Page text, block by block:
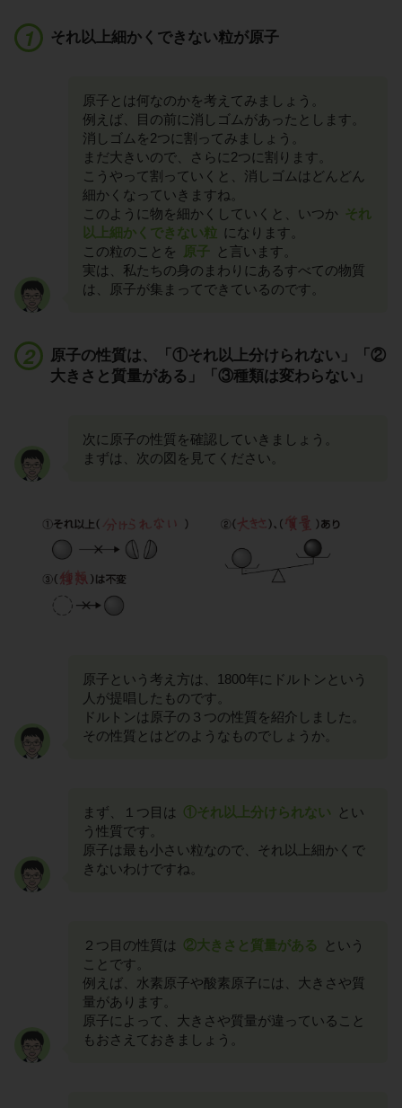
それ以上細かくできない粒が原子
原子とは何なのかを考えてみましょう。
例えば、目の前に消しゴムがあったとします。
消しゴムを2つに割ってみましょう。
まだ大きいので、さらに2つに割ります。
こうやって割っていくと、消しゴムはどんどん
細かくなっていきますね。
このように物を細かくしていくと、いつか それ
以上細かくできない粒 になります。
この粒のことを
原子 と言います。
実は、私たちの身のまわりにあるすべての物質
は、原子が集まってできているのです。
原子の性質は、「①それ以上分けられない」「②
大きさと質量がある」「③種類は変わらない」
次に原子の性質を確認していきましょう。
まずは、次の図を見てください。
原子という考え方は、1800年にドルトンという
人が提唱したものです。
ドルトンは原子の３つの性質を紹介しました。
その性質とはどのようなものでしょうか。
まず、１つ目は ①それ以上分けられない
とい
う性質です。
原子は最も小さい粒なので、それ以上細かくで
きないわけですね。
２つ目の性質は ②大きさと質量がある
という
ことです。
例えば、水素原子や酸素原子には、大きさや質
量があります。
原子によって、大きさや質量が違っていること
もおさえておきましょう。